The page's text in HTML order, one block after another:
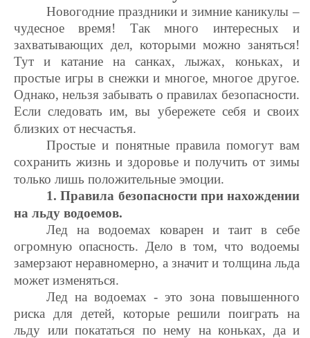
Новогодние праздники и зимние каникулы –
чудесное время! Так много интересных и
захватывающих дел, которыми можно заняться!
Тут и катание на санках, лыжах, коньках, и
простые игры в снежки и многое, многое другое.
Однако, нельзя забывать о правилах безопасности.
Если следовать им, вы убережете себя и своих
близких от несчастья.
Простые и понятные правила помогут вам
сохранить жизнь и здоровье и получить от зимы
только лишь положительные эмоции.
1. Правила безопасности при нахождении
на льду водоемов.
Лед на водоемах коварен и таит в себе
огромную опасность. Дело в том, что водоемы
замерзают неравномерно, а значит и толщина льда
может изменяться.
Лед на водоемах - это зона повышенного
риска для детей, которые решили поиграть на
льду или покататься по нему на коньках, да и